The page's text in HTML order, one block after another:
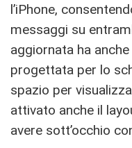
l’iPhone,
messaggi su
aggiornata ha
progettata per lo
spazio per
attivato anche il
avere sott’occhio